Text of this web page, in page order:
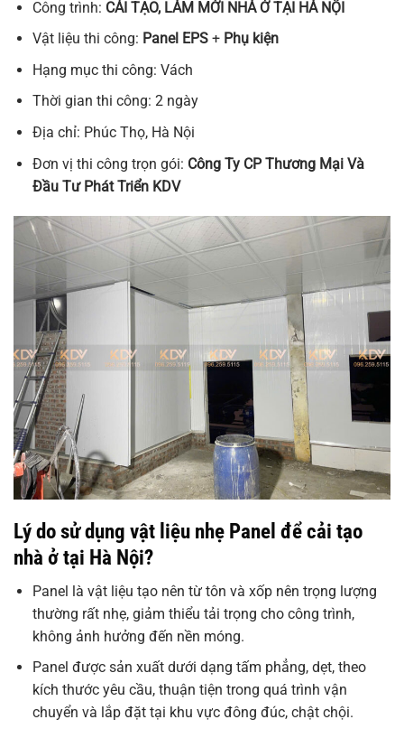
Công trình: CẢI TẠO, LÀM MỚI NHÀ Ở TẠI HÀ NỘI
Vật liệu thi công: Panel EPS + Phụ kiện
Hạng mục thi công: Vách
Thời gian thi công: 2 ngày
Địa chỉ: Phúc Thọ, Hà Nội
Đơn vị thi công trọn gói: Công Ty CP Thương Mại Và
Đầu Tư Phát Triển KDV
Lý do sử dụng vật liệu nhẹ Panel để cải tạo
nhà ở tại Hà Nội?
Panel là vật liệu tạo nên từ tôn và xốp nên trọng lượng
thường rất nhẹ, giảm thiểu tải trọng cho công trình,
không ảnh hưởng đến nền móng.
Panel được sản xuất dưới dạng tấm phẳng, dẹt, theo
kích thước yêu cầu, thuận tiện trong quá trình vận
chuyển và lắp đặt tại khu vực đông đúc, chật chội.